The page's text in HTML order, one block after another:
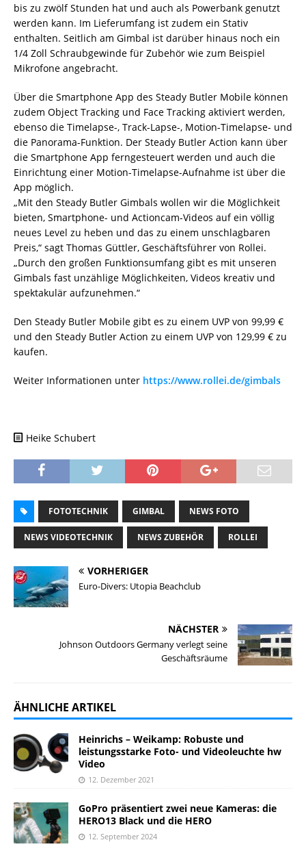
bis zu zwölf Stunden hat und auch als Powerbank genutzt
werden kann. Im Lieferumfang ist zudem ein Stativ
enthalten. Seitlich am Gimbal ist darüber hinaus noch ein
1/4 Zoll Schraubgewinde für Zubehör wie zum Beispiel
Mikrofone angebracht.
Über die Smartphone App des Steady Butler Mobile können
zudem Object Tracking und Face Tracking aktiviert werden,
ebenso die Timelapse-, Track-Lapse-, Motion-Timelapse- und
die Panorama-Funktion. Der Steady Butler Action kann über
die Smartphone App ferngesteuert werden und auch die
Einrichtung einer Motion-Timelapse-Aufnahme ist über die
App möglich.
„Mit den Steady Butler Gimbals wollen wir die Möglichkeit
bieten, Smartphone- und Actioncam-Videos auf ein völlig
neues Level zu heben und das zu einem unschlagbaren
Preis,“ sagt Thomas Güttler, Geschäftsführer von Rollei.
„Durch den großen Funktionsumfang gibt es mit unseren
Gimbals fast unzählige Möglichkeiten, Videos kreativ und
spektakulär aufzunehmen.“
Den Steady Butler Mobile gibt es zu einem UVP von 99,99 €
und den Steady Butler Action zu einem UVP von 129,99 € zu
kaufen.
Weiter Informationen unter https://www.rollei.de/gimbals
Heike Schubert
FOTOTECHNIK GIMBAL NEWS FOTO
NEWS VIDEOTECHNIK NEWS ZUBEHÖR ROLLEI
VORHERIGER
Euro-Divers: Utopia Beachclub
NÄCHSTER
Johnson Outdoors Germany verlegt seine
Geschäftsräume
ÄHNLICHE ARTIKEL
Heinrichs – Weikamp: Robuste und
leistungsstarke Foto- und Videoleuchte hw
Video
12. Dezember 2021
GoPro präsentiert zwei neue Kameras: die
HERO13 Black und die HERO
12. September 2024